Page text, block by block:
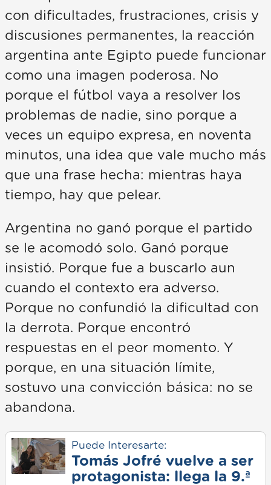
con dificultades, frustraciones, crisis y
discusiones permanentes, la reacción
argentina ante Egipto puede funcionar
como una imagen poderosa. No
porque el fútbol vaya a resolver los
problemas de nadie, sino porque a
veces un equipo expresa, en noventa
minutos, una idea que vale mucho más
que una frase hecha: mientras haya
tiempo, hay que pelear.
Argentina no ganó porque el partido
se le acomodó solo. Ganó porque
insistió. Porque fue a buscarlo aun
cuando el contexto era adverso.
Porque no confundió la dificultad con
la derrota. Porque encontró
respuestas en el peor momento. Y
porque, en una situación límite,
sostuvo una convicción básica: no se
abandona.
Puede Interesarte:
Tomás Jofré vuelve a ser
protagonista: llega la 9.ª